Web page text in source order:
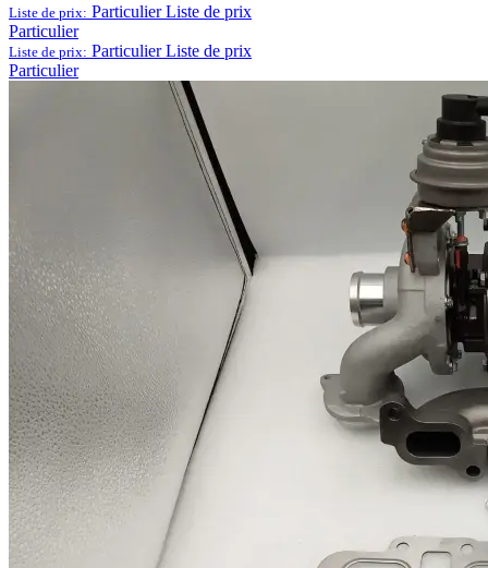
Liste de prix: Particulier Liste de prix
Particulier
Liste de prix: Particulier Liste de prix
Particulier